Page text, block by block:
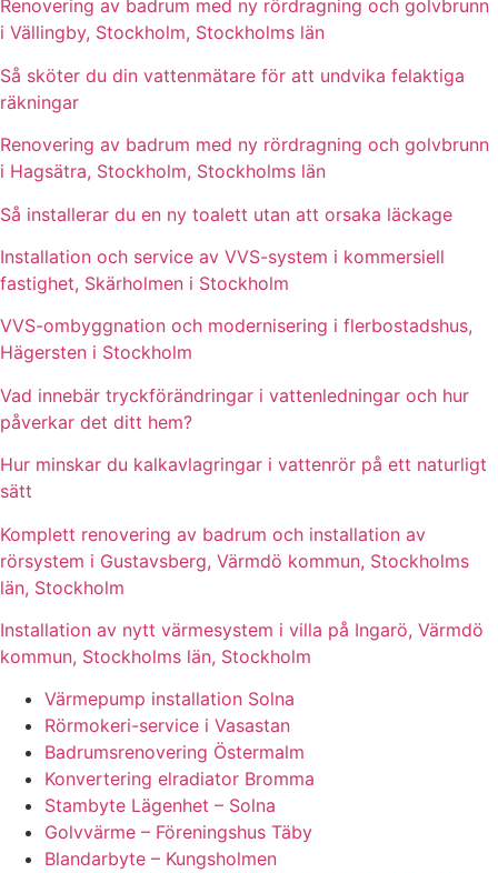
Renovering av badrum med ny rördragning och golvbrunn
i Vällingby, Stockholm, Stockholms län
Så sköter du din vattenmätare för att undvika felaktiga
räkningar
Renovering av badrum med ny rördragning och golvbrunn
i Hagsätra, Stockholm, Stockholms län
Så installerar du en ny toalett utan att orsaka läckage
Installation och service av VVS-system i kommersiell
fastighet, Skärholmen i Stockholm
VVS-ombyggnation och modernisering i flerbostadshus,
Hägersten i Stockholm
Vad innebär tryckförändringar i vattenledningar och hur
påverkar det ditt hem?
Hur minskar du kalkavlagringar i vattenrör på ett naturligt
sätt
Komplett renovering av badrum och installation av
rörsystem i Gustavsberg, Värmdö kommun, Stockholms
län, Stockholm
Installation av nytt värmesystem i villa på Ingarö, Värmdö
kommun, Stockholms län, Stockholm
Värmepump installation Solna
Rörmokeri-service i Vasastan
Badrumsrenovering Östermalm
Konvertering elradiator Bromma
Stambyte Lägenhet – Solna
Golvvärme – Föreningshus Täby
Blandarbyte – Kungsholmen